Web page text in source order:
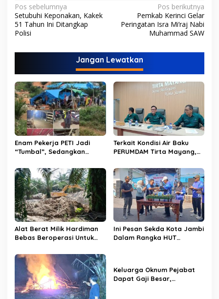
N
a
v
i
a
s
i
p
o
s
Pos sebelumnya
Setubuhi Keponakan, Kakek
51 Tahun Ini Ditangkap
Polisi
Pos berikutnya
Pemkab Kerinci Gelar
Peringatan Isra Mi’raj Nabi
Muhammad SAW
Jangan Lewatkan
Enam Pekerja PETI Jadi
“Tumbal”, Sedangkan
Limbur Lubuk Mengkuang
Kembali Beroperasi
Terkait Kondisi Air Baku
PERUMDAM Tirta Mayang,
PERUMDAM
Alat Berat Milik Hardiman
Bebas Beroperasi Untuk
Dusun Lembah Kuamang
Ini Pesan Sekda Kota Jambi
Dalam Rangka HUT
Keluarga Oknum Pejabat
Dapat Gaji Besar,